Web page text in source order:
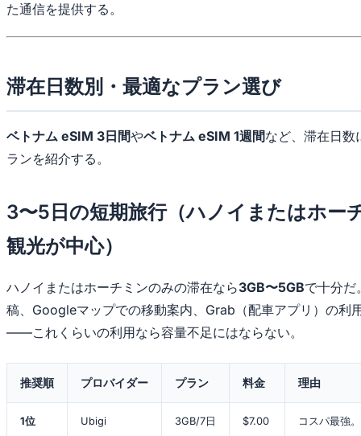
た通信を提供する。
滞在日数別・最適なプラン選び
ベトナム eSIM 3日間やベトナム eSIM 1週間など、滞在日数
ランを紹介する。
3〜5日の短期旅行（ハノイまたはホー
観光が中心）
ハノイまたはホーチミンのみの滞在なら3GB〜5GBで十分だ
稿、Googleマップでの移動案内、Grab（配車アプリ）の利
——これくらいの利用なら容量不足にはならない。
推奨順 プロバイダー プラン 料金 理由
1位 Ubigi 3GB/7日 $7.00 コスパ最強